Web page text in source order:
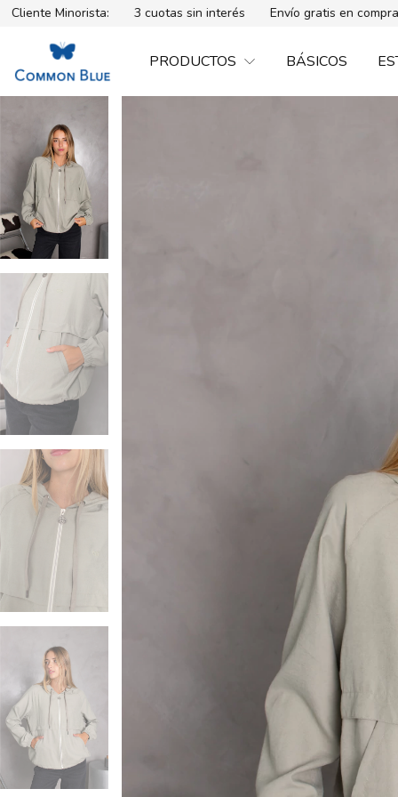
3 cuotas sin interés Envío gratis en compras mayores a
PRODUCTOS BÁSICOS